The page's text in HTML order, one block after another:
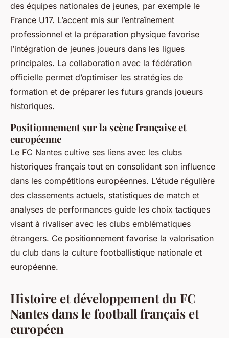
des équipes nationales de jeunes, par exemple le
France U17. L’accent mis sur l’entraînement
professionnel et la préparation physique favorise
l’intégration de jeunes joueurs dans les ligues
principales. La collaboration avec la fédération
officielle permet d’optimiser les stratégies de
formation et de préparer les futurs grands joueurs
historiques.
Positionnement sur la scène française et
européenne
Le FC Nantes cultive ses liens avec les clubs
historiques français tout en consolidant son influence
dans les compétitions européennes. L’étude régulière
des classements actuels, statistiques de match et
analyses de performances guide les choix tactiques
visant à rivaliser avec les clubs emblématiques
étrangers. Ce positionnement favorise la valorisation
du club dans la culture footballistique nationale et
européenne.
Histoire et développement du FC
Nantes dans le football français et
européen